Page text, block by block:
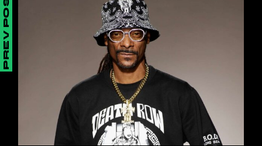
PREV POST